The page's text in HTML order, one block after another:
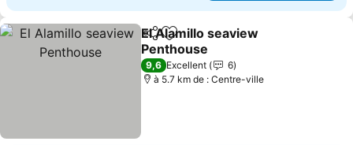
PartagerAjouter à mes favoris
El Alamillo seaview
Penthouse
Consulter les prix
9,6 Excellent
6
à 5.7 km de : Centre-ville